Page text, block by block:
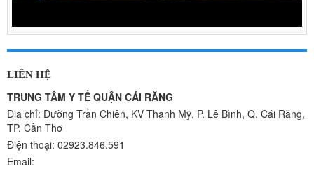
LIÊN HỆ
TRUNG TÂM Y TẾ QUẬN CÁI RĂNG
Địa chỉ: Đường Trần Chiên, KV Thạnh Mỹ, P. Lê Bình, Q. Cái Răng,
TP. Cần Thơ
Điện thoại: 02923.846.591
Email: